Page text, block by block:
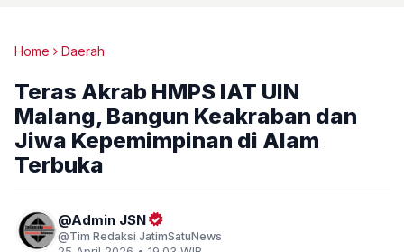
Home Daerah
Teras Akrab HMPS IAT UIN
Malang, Bangun Keakraban dan
Jiwa Kepemimpinan di Alam
Terbuka
Admin JSN
Tim Redaksi JatimSatuNews